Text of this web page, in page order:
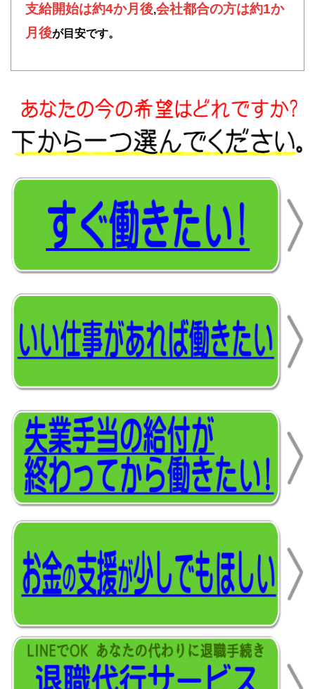
支給開始は約4か月後,会社都合の方は約1か
月後が目安です。